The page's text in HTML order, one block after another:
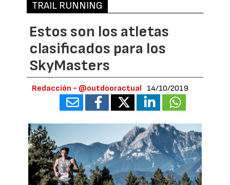
TRAIL RUNNING
Estos son los atletas
clasificados para los
SkyMasters
Redacción - @outdooractual 14/10/2019